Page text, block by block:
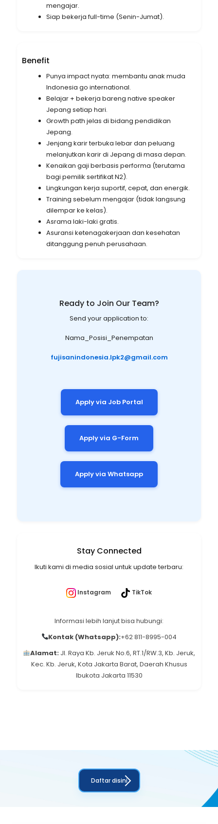
mengajar.
Siap bekerja full-time (Senin-Jumat).
Benefit
Punya impact nyata: membantu anak muda
Indonesia go international.
Belajar + bekerja bareng native speaker
Jepang setiap hari.
Growth path jelas di bidang pendidikan
Jepang.
Jenjang karir terbuka lebar dan peluang
melanjutkan karir di Jepang di masa depan.
Kenaikan gaji berbasis performa (terutama
bagi pemilik sertifikat N2).
Lingkungan kerja suportif, cepat, dan energik.
Training sebelum mengajar (tidak langsung
dilempar ke kelas).
Asrama laki-laki gratis.
Asuransi ketenagakerjaan dan kesehatan
ditanggung penuh perusahaan.
Ready to Join Our Team?
Send your application to:
Nama_Posisi_Penempatan
fujisanindonesia.lpk2@gmail.com
Apply via Job Portal
Apply via G-Form
Apply via Whatsapp
Stay Connected
Ikuti kami di media sosial untuk update terbaru:
Instagram TikTok
Informasi lebih lanjut bisa hubungi:
Kontak (Whatsapp):+62 811-8995-004
Alamat:Jl. Raya Kb. Jeruk No.6, RT.1/RW.3, Kb. Jeruk,
Kec. Kb. Jeruk, Kota Jakarta Barat, Daerah Khusus
Ibukota Jakarta 11530
Daftar disini